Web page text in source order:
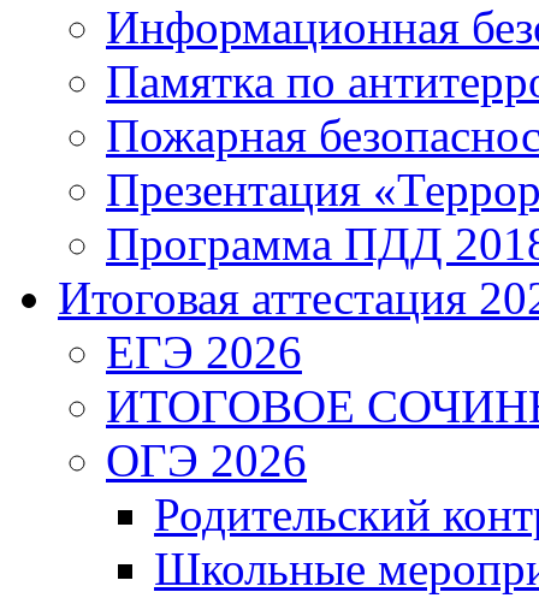
Информационная
Памятка по
Пожарная
Презентация
Программа ПДД
Итоговая аттестация
ЕГЭ 2026
ИТОГОВОЕ
ОГЭ 2026
Родительский
Школьные